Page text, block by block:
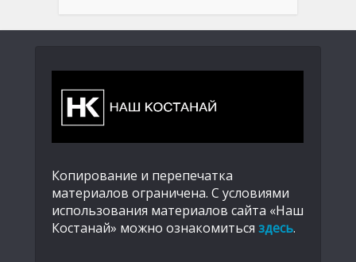
Копирование и перепечатка
материалов ограничена. С условиями
использования материалов сайта «Наш
Костанай» можно ознакомиться здесь.